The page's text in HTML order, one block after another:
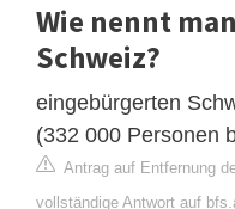
Wie nennt
Schweiz?
eingebürgerten
(332 000 Personen
Antrag auf Entfernung
vollständige Antwort auf